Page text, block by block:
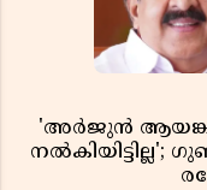
'അർജുൻ
നൽകിയിട്ടില്ല';